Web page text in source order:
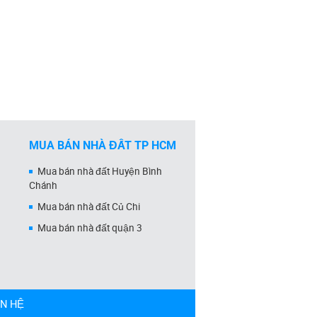
MUA BÁN NHÀ ĐẤT TP HCM
Mua bán nhà đất Huyện Bình
Chánh
Mua bán nhà đất Củ Chi
Mua bán nhà đất quận 3
HỆ